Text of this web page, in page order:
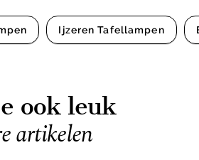
Ijzeren Tafellampen
ook leuk
artikelen